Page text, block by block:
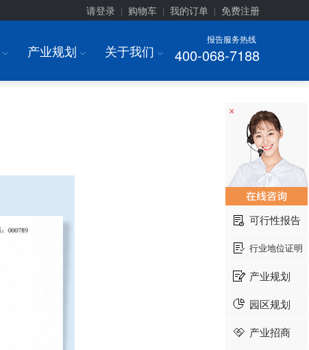
请登录 购物车 我的订单 免费注册
报告服务热线
400-068-7188
I 产业规划 I 关于我们 I
×
可行性报告
行业地位证明
产业规划
园区规划
产业招商